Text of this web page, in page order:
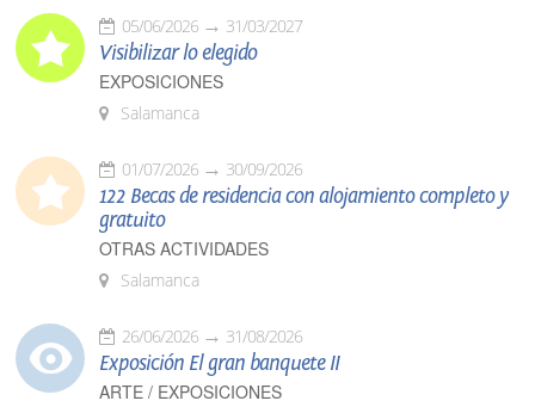
05/06/2026 31/03/2027
Visibilizar lo elegido
EXPOSICIONES
Salamanca
01/07/2026 30/09/2026
122 Becas de residencia con alojamiento completo y
gratuito
OTRAS ACTIVIDADES
Salamanca
26/06/2026 31/08/2026
Exposición El gran banquete II
ARTE / EXPOSICIONES